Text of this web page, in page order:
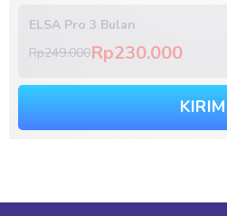
ELSA Pro 3 Bulan
Rp249.000Rp230.000
KIRIM